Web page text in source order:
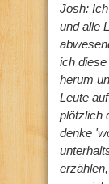
Josh:
und alle
ich
herum
Leute
plötzlich
denke